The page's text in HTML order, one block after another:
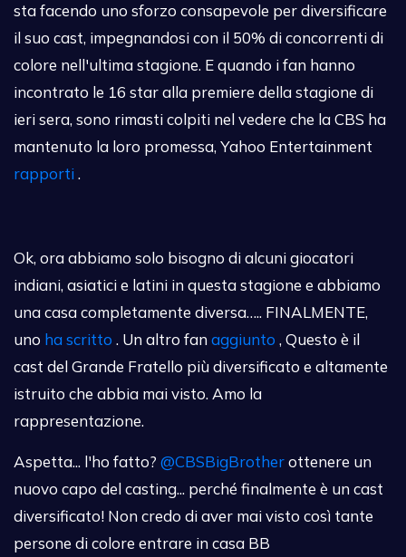
sta facendo uno sforzo consapevole per diversificare
il suo cast, impegnandosi con il 50% di concorrenti di
colore nell'ultima stagione. E quando i fan hanno
incontrato le 16 star alla premiere della stagione di
ieri sera, sono rimasti colpiti nel vedere che la CBS ha
mantenuto la loro promessa, Yahoo Entertainment
rapporti .
Ok, ora abbiamo solo bisogno di alcuni giocatori
indiani, asiatici e latini in questa stagione e abbiamo
una casa completamente diversa….. FINALMENTE,
uno ha scritto . Un altro fan aggiunto , Questo è il
cast del Grande Fratello più diversificato e altamente
istruito che abbia mai visto. Amo la
rappresentazione.
Aspetta... l'ho fatto? @CBSBigBrotherottenere un
nuovo capo del casting... perché finalmente è un cast
diversificato! Non credo di aver mai visto così tante
persone di colore entrare in casa BB